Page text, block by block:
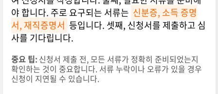
야 합니다. 주로 요구되는 서류는 신분증, 소득 증명
서, 재직증명서 등입니다. 셋째, 신청서를 제출하고 심
사를 기다립니다.
중요 팁:신청서 제출 전, 모든 서류가 정확히 준비되었는지
확인하는 것이 중요합니다. 서류 누락이나 오류가 있을 경우
신청이 지연될 수 있습니다.